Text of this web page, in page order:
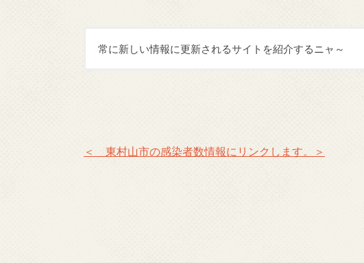
常に新しい情報に更新されるサイトを紹介するニャ～
＜ 東村山市の感染者数情報にリンクします。＞